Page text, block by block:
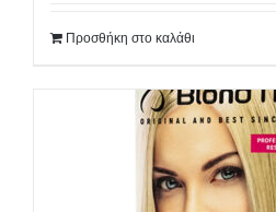
Προσθήκη στο καλάθι